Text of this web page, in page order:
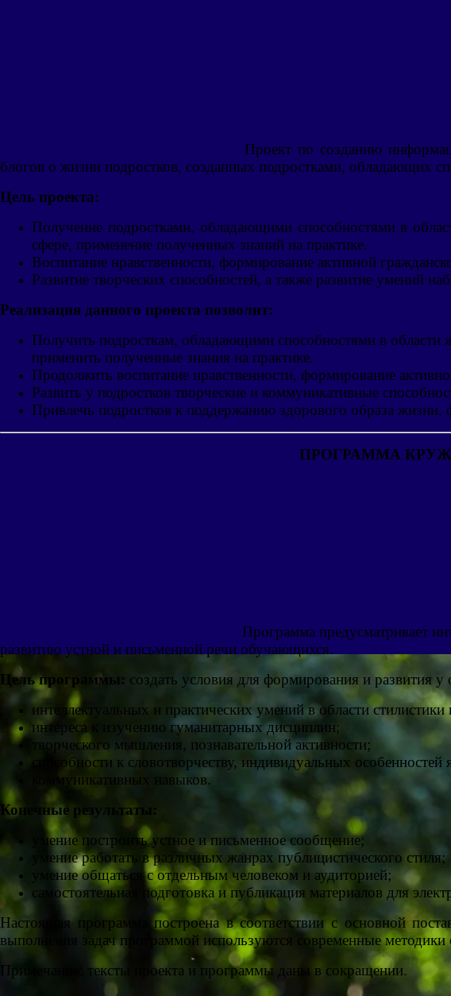
Проект по созданию
блогов о жизни подростков, созданных подростками, обладающих
Цель проекта:
Получение подростками, обладающими способностями в
сфере, применение полученных знаний на практике.
Воспитание нравственности, формирование активной
Развитие творческих способностей, а также развитие умений
Реализация данного проекта позволит:
Получить подросткам, обладающими способностями в области
применить полученные знания на практике.
Продолжить воспитание нравственности, формирование
Развить у подростков творческие и коммуникативные
Привлечь подростков к поддержанию здорового образа
ПРОГРАММА
Программа предусматривает
развитию устной и письменной речи обучающихся.
Цель программы: создать условия для формирования и развития
интеллектуальных и практических умений в области
интереса к изучению гуманитарных дисциплин;
творческого мышления, познавательной активности;
способности к словотворчеству, индивидуальных особенностей
коммуникативных навыков.
Конечные результаты:
умение построить устное и письменное сообщение;
умение работать в различных жанрах публицистического стиля;
умение общаться с отдельным человеком и аудиторией;
самостоятельная подготовка и публикация материалов для
Настоящая программа построена в соответствии с основной
выполнения задач программой используются современные
Примечание: тексты проекта и программы даны в сокращении.